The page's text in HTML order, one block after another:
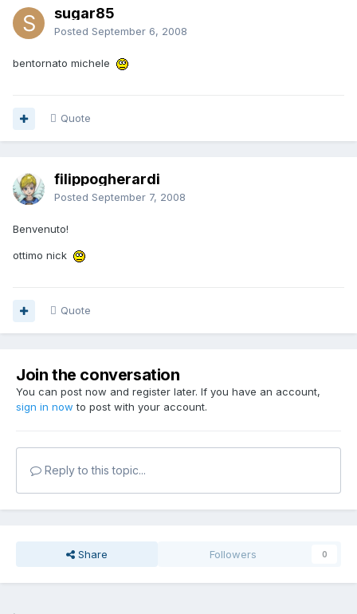
sugar85
Posted September 6, 2008
bentornato michele
Quote
filippogherardi
Posted September 7, 2008
Benvenuto!
ottimo nick
Quote
Join the conversation
You can post now and register later. If you have an account,
sign in now to post with your account.
Reply to this topic...
Share Followers 0